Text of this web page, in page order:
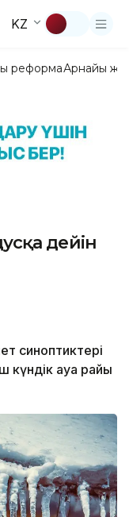
KZ
реформаАрнайы
дейін
синоптиктері
күндік ауа райы